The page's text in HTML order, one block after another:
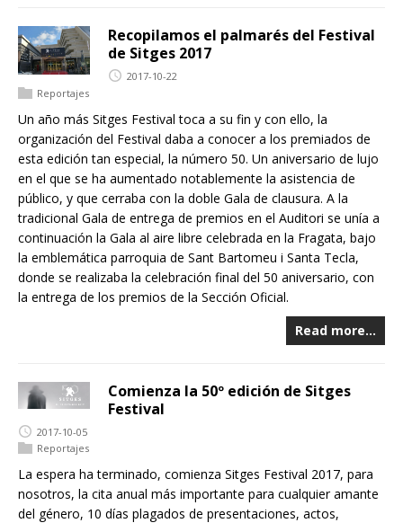
Recopilamos el palmarés del Festival
de Sitges 2017
2017-10-22
Reportajes
Un año más Sitges Festival toca a su fin y con ello, la
organización del Festival daba a conocer a los premiados de
esta edición tan especial, la número 50. Un aniversario de lujo
en el que se ha aumentado notablemente la asistencia de
público, y que cerraba con la doble Gala de clausura. A la
tradicional Gala de entrega de premios en el Auditori se unía a
continuación la Gala al aire libre celebrada en la Fragata, bajo
la emblemática parroquia de Sant Bartomeu i Santa Tecla,
donde se realizaba la celebración final del 50 aniversario, con
la entrega de los premios de la Sección Oficial.
Read more…
Comienza la 50º edición de Sitges
Festival
2017-10-05
Reportajes
La espera ha terminado, comienza Sitges Festival 2017, para
nosotros, la cita anual más importante para cualquier amante
del género, 10 días plagados de presentaciones, actos,